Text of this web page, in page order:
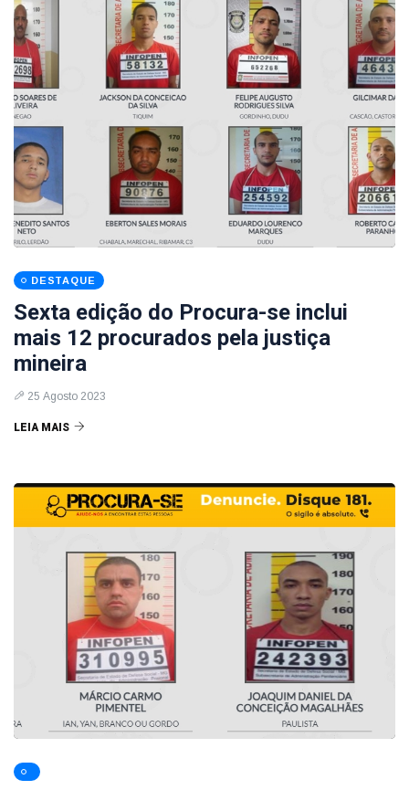
DESTAQUE
Sexta edição do Procura-se inclui
mais 12 procurados pela justiça
mineira
25 Agosto 2023
LEIA MAIS